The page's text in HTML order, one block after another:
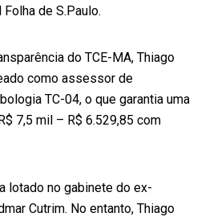
de S.Paulo.
do TCE-MA, Thiago
como assessor de
TC-04, o que garantia uma
7,5 mil – R$ 6.529,85 com
lotado no gabinete do ex-
Cutrim. No entanto, Thiago